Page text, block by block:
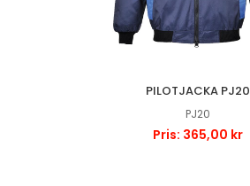
PILOTJACKA PJ20
PJ20
Pris: 365,00 kr